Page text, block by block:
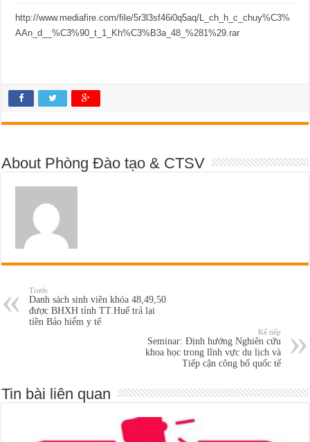
http://www.mediafire.com/file/5r3l3sf46i0q5aq/L_ch_h_c_chuy%C3%
AAn_d__%C3%90_t_1_Kh%C3%B3a_48_%281%29.rar
About Phòng Đào tạo & CTSV
Trước
Danh sách sinh viên khóa 48,49,50
được BHXH tỉnh TT.Huế trả lại
tiền Bảo hiểm y tế
Kế tiếp
Seminar: Định hướng Nghiên cứu
khoa học trong lĩnh vực du lịch và
Tiếp cận công bố quốc tế
Tin bài liên quan